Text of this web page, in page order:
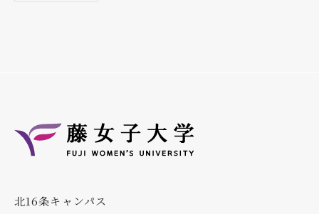
北16条キャンパス